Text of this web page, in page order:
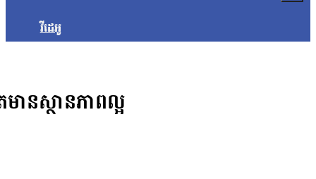
វីដេអូ
ានស្ថានភាពល្អ